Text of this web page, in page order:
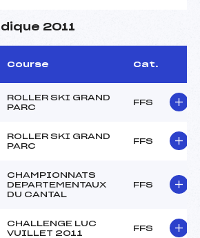
2011
Course Cat.
ROLLER SKI GRAND
PARC
FFS
ROLLER SKI GRAND
PARC
FFS
CHAMPIONNATS
DEPARTEMENTAUX
DU CANTAL
FFS
CHALLENGE LUC
VUILLET 2011
FFS